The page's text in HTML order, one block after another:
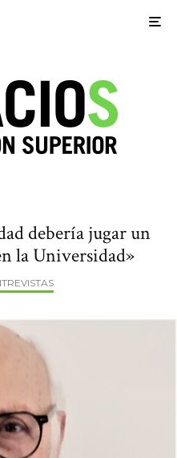
debería jugar un
la Universidad»